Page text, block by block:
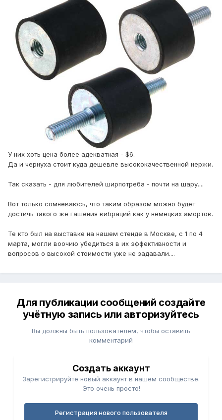
У них хоть цена более адекватная - $6.
Да и чернуха стоит куда дешевле высококачественной нержи.
Так сказать - для любителей ширпотреба - почти на шару....
Вот только сомневаюсь, что таким образом можно будет
достичь такого же гашения вибраций как у немецких амортов.
Те кто был на выставке на нашем стенде в Москве, с 1 по 4
марта, могли воочию убедиться в их эффективности и
вопросов о высокой стоимости уже не задавали....
Для публикации сообщений создайте
учётную запись или авторизуйтесь
Вы должны быть пользователем, чтобы оставить
комментарий
Создать аккаунт
Зарегистрируйте новый аккаунт в нашем сообществе.
Это очень просто!
Регистрация нового пользователя